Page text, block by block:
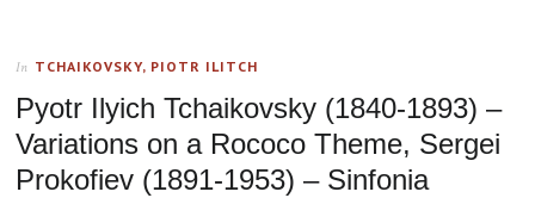
In TCHAIKOVSKY, PIOTR ILITCH
Pyotr Ilyich Tchaikovsky (1840-1893) –
Variations on a Rococo Theme, Sergei
Prokofiev (1891-1953) – Sinfonia